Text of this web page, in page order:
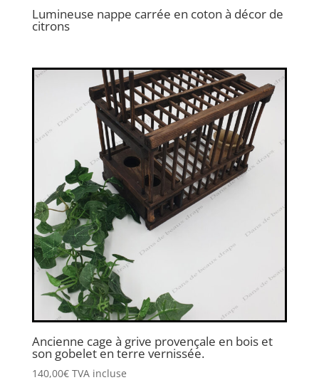
Lumineuse nappe carrée en coton à décor de
citrons
Ancienne cage à grive provençale en bois et
son gobelet en terre vernissée.
140,00€ TVA incluse